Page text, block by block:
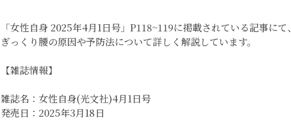
「女性自身 2025年4月1日号」P118~119に掲載されている記事にて、
ぎっくり腰の原因や予防法について詳しく解説しています。
【雑誌情報】
雑誌名：女性自身(光文社)4月1日号
発売日：2025年3月18日